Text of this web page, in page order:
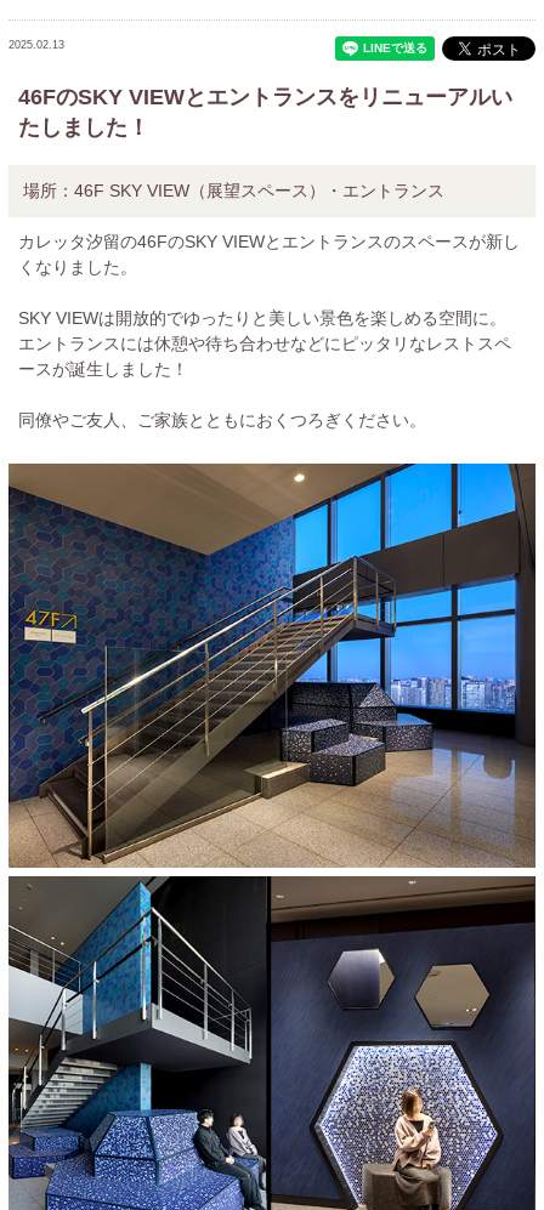
2025.02.13
46FのSKY VIEWとエントランスをリニューアルい
たしました！
場所： 46F SKY VIEW（展望スペース）・エントランス
カレッタ汐留の46FのSKY VIEWとエントランスのスペースが新し
くなりました。
SKY VIEWは開放的でゆったりと美しい景色を楽しめる空間に。
エントランスには休憩や待ち合わせなどにピッタリなレストスペ
ースが誕生しました！
同僚やご友人、ご家族とともにおくつろぎください。